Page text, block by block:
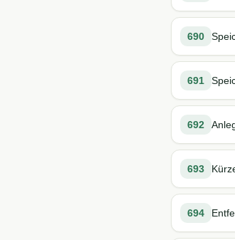
690
691
692
693
694